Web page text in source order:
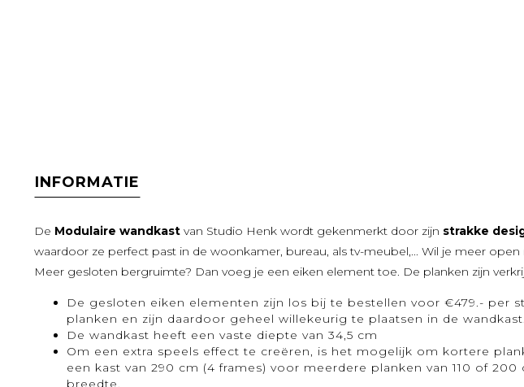
INFORMATIE
De Modulaire wandkast van Studio Henk wordt gekenmerkt door zijn strakke
waardoor ze perfect past in de woonkamer, bureau, als tv-meubel,... Wil je meer
Meer gesloten bergruimte? Dan voeg je een eiken element toe. De planken zijn
De gesloten eiken elementen zijn los bij te bestellen voor €479.- per
planken en zijn daardoor geheel willekeurig te plaatsen in de wandkast.
De wandkast heeft een vaste diepte van 34,5 cm
Om een extra speels effect te creëren, is het mogelijk om kortere
een kast van 290 cm (4 frames) voor meerdere planken van 110 of
breedte.